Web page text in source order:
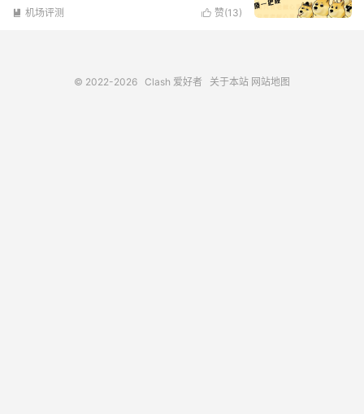
 赞(13)
 机场评测
© 2022-2026 Clash 爱好者 关于本站 网站地图